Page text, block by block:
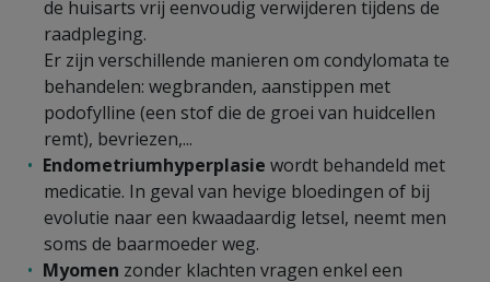
de huisarts vrij eenvoudig verwijderen tijdens de
raadpleging.
Er zijn verschillende manieren om condylomata te
behandelen: wegbranden, aanstippen met
podofylline (een stof die de groei van huidcellen
remt), bevriezen,...
Endometriumhyperplasie wordt behandeld met
medicatie. In geval van hevige bloedingen of bij
evolutie naar een kwaadaardig letsel, neemt men
soms de baarmoeder weg.
Myomen zonder klachten vragen enkel een